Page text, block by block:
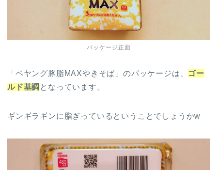
パッケージ正面
「ペヤング豚脂MAXやきそば」のパッケージは、 ゴー
ルド基調 となっています。
ギンギラギンに脂ぎっているということでしょうかw